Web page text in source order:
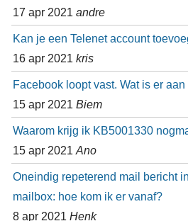
17 apr 2021 andre
Kan je een Telenet account
16 apr 2021 kris
Facebook loopt vast. Wat is er
15 apr 2021 Biem
Waarom krijg ik KB5001330
15 apr 2021 Ano
Oneindig repeterend mail bericht
mailbox: hoe kom ik er vanaf?
8 apr 2021 Henk